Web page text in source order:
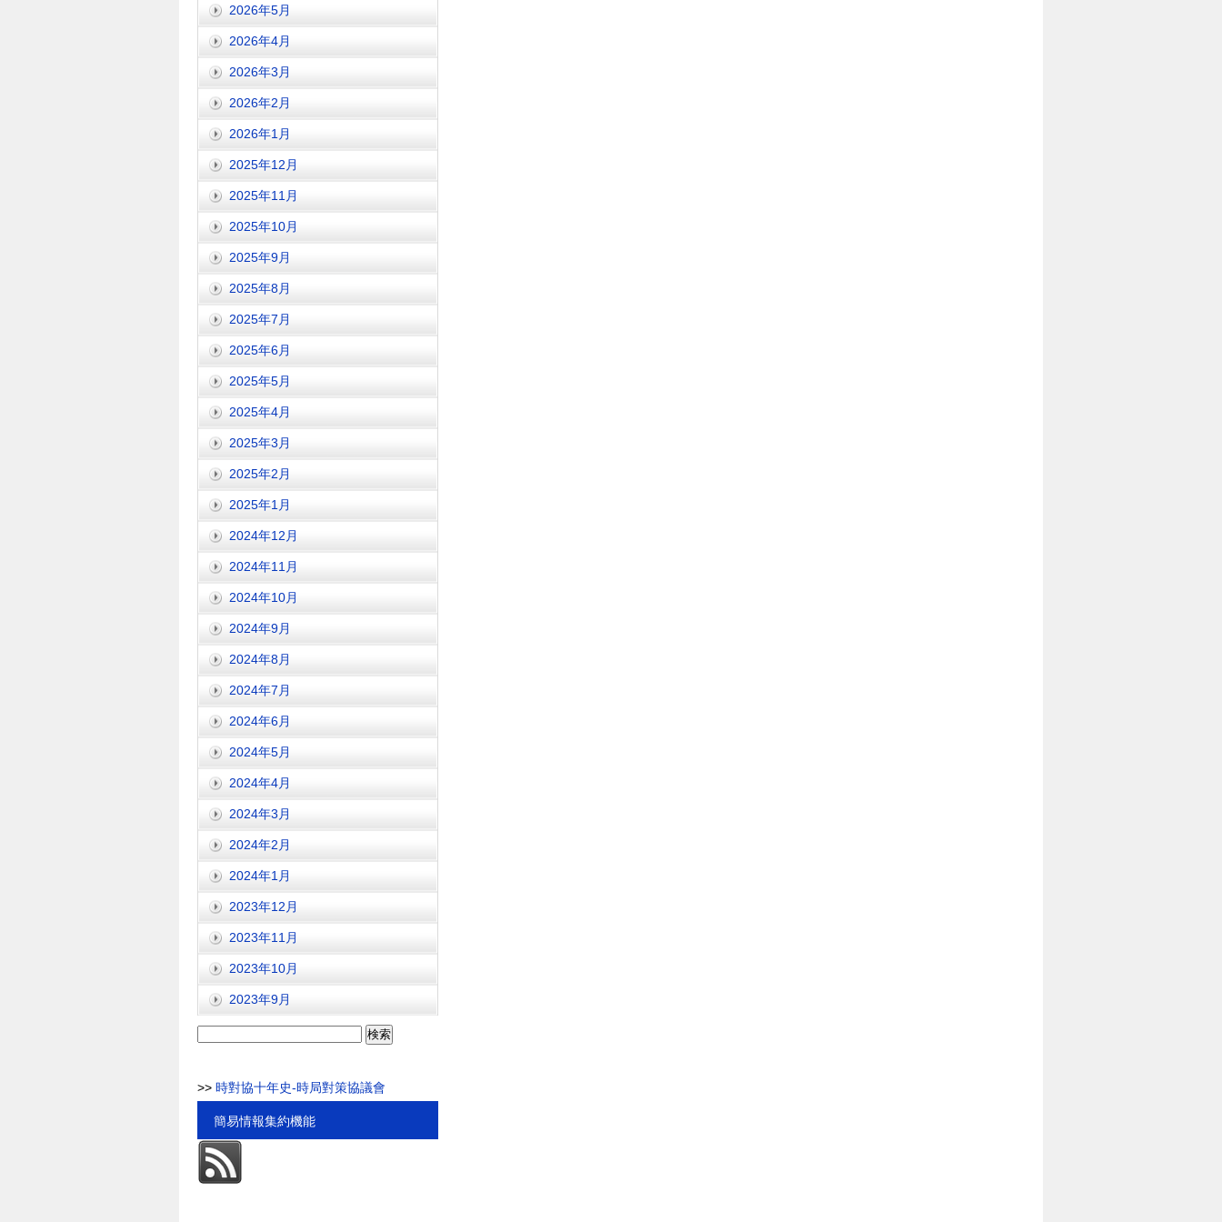
2026年5月
2026年4月
2026年3月
2026年2月
2026年1月
2025年12月
2025年11月
2025年10月
2025年9月
2025年8月
2025年7月
2025年6月
2025年5月
2025年4月
2025年3月
2025年2月
2025年1月
2024年12月
2024年11月
2024年10月
2024年9月
2024年8月
2024年7月
2024年6月
2024年5月
2024年4月
2024年3月
2024年2月
2024年1月
2023年12月
2023年11月
2023年10月
2023年9月
>> 時對協十年史-時局對策協議會
簡易情報集約機能